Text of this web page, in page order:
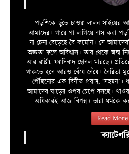
পড়শিকে ছুঁতে চাওয়া লালন সাঁইয়ের
আমাদের। গায়ে গা লাগিয়ে বাস করা
না-চেনা বেড়েছে বৈ কমেনি। সে
অজ্ঞতা ফলে অবিশ্বাস। তার থেকে জন্ম
আর রাষ্ট্রীয় ফ্যাসিবাদ ছোবল মারছে।
থাকতে হবে আরও বেঁধে বেঁধে। বৈরিতা
পৌঁছনোর এক বিনীত প্রয়াস, ‘সহমন’।
আমাদের ঘাড়ের ওপর চেপে বসছে।
অধিকারই আজ বিপন্ন। তারা ধর্মকে
Read More
ক্যাটেগরি